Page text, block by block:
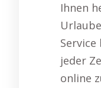
Ihnen
jeder
online